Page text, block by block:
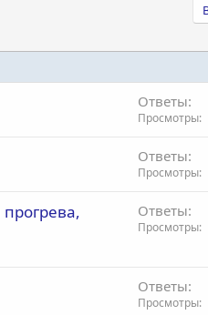
Ответы
Просмотры
Ответы
Просмотры
Ответы
Просмотры
Ответы
Просмотры